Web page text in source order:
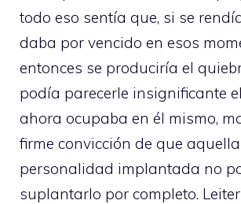
todo eso sentía que, si se
daba por vencido en esos
entonces se produciría el
podía parecerle insignificante
ahora ocupaba en él mismo,
firme convicción de que aquella
personalidad implantada no
suplantarlo por completo. Leiter